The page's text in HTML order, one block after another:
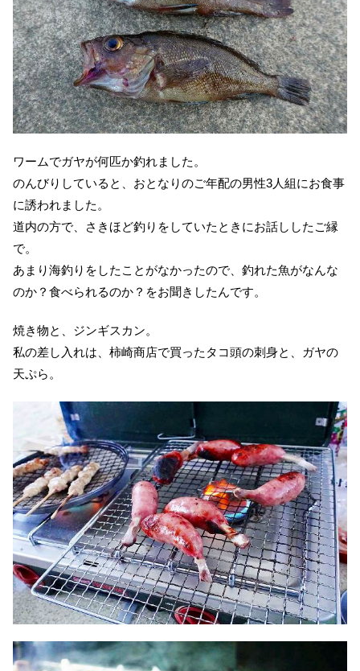
ワームでガヤが何匹か釣れました。
のんびりしていると、おとなりのご年配の男性3人組にお食事
に誘われました。
道内の方で、さきほど釣りをしていたときにお話ししたご縁
で。
あまり海釣りをしたことがなかったので、釣れた魚がなんな
のか？食べられるのか？をお聞きしたんです。
焼き物と、ジンギスカン。
私の差し入れは、柿崎商店で買ったタコ頭の刺身と、ガヤの
天ぷら。